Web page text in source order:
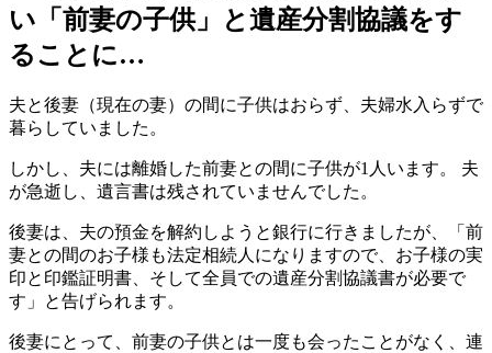
い「前妻の子供」と遺産分割協議をす
ることに…
夫と後妻（現在の妻）の間に子供はおらず、夫婦水入らずで
暮らしていました。
しかし、夫には離婚した前妻との間に子供が1人います。 夫
が急逝し、遺言書は残されていませんでした。
後妻は、夫の預金を解約しようと銀行に行きましたが、「前
妻との間のお子様も法定相続人になりますので、お子様の実
印と印鑑証明書、そして全員での遺産分割協議書が必要で
す」と告げられます。
後妻にとって、前妻の子供とは一度も会ったことがなく、連